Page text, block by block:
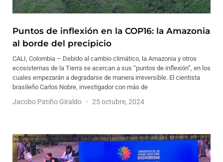
Puntos de inflexión en la COP16: la Amazonia
al borde del precipicio
CALI, Colombia – Debido al cambio climático, la Amazonia y otros
ecosistemas de la Tierra se acercan a sus “puntos de inflexión”, en los
cuales empezarán a degradarse de manera irreversible. El cientista
brasileño Carlos Nobre, investigador con más de
Jacobo Patiño Giraldo 25 octubre, 2024